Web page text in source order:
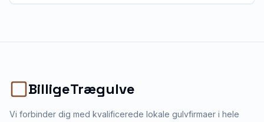
BilligeTrægulve
Vi forbinder dig med kvalificerede lokale gulvfirmaer i hele